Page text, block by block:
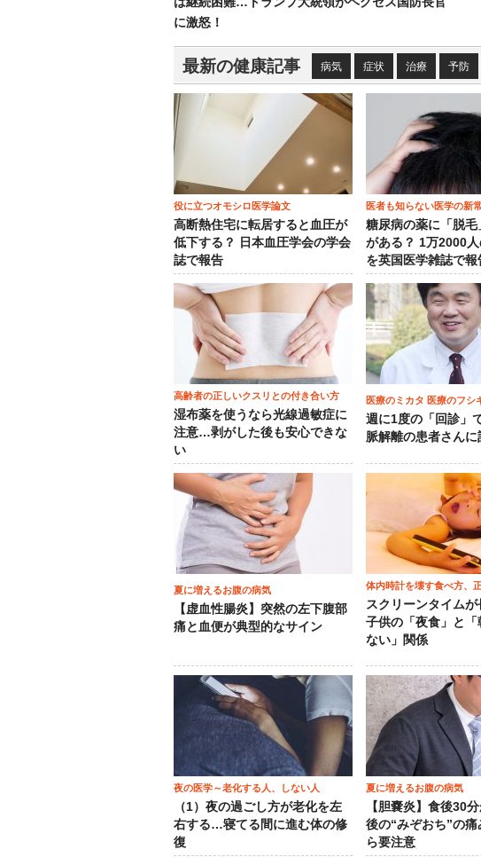
に激怒！
最新の健康記事 病気 症状 治療 予防
役に立つオモシロ医学論文
高断熱住宅に転居すると血圧が
低下する？ 日本血圧学会の学会
誌で報告
医者も知らない医学の新
糖尿病の薬に「脱毛
がある？ 1万2000
を英国医学雑誌で報
高齢者の正しいクスリとの付き合い方
湿布薬を使うなら光線過敏症に
注意…剥がした後も安心できな
い
医療のミカタ 医療のフシ
週に1度の「回診」
脈解離の患者さんに
夏に増えるお腹の病気
【虚血性腸炎】突然の左下腹部
痛と血便が典型的なサイン
体内時計を壊す食べ方、
スクリーンタイム
子供の「夜食」と「
ない」関係
夜の医学～老化する人、しない人
（1）夜の過ごし方が老化を左
右する…寝てる間に進む体の修
復
夏に増えるお腹の病気
【胆嚢炎】食後30
後の“みぞおち”の痛
ら要注意